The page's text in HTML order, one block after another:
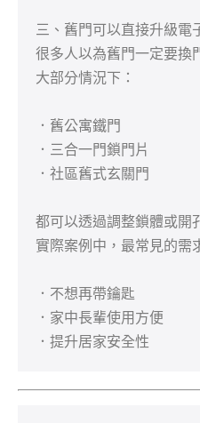
三、舊門可以直接升級電
很多人以為舊門一定要換
大部分情況下：
．舊公寓鐵門
．三合一門鎖門片
．社區舊式玄關門
都可以透過調整鎖體或開
實際案例中，最常見的需
．不想再帶鑰匙
．家中長輩使用方便
．提升居家安全性